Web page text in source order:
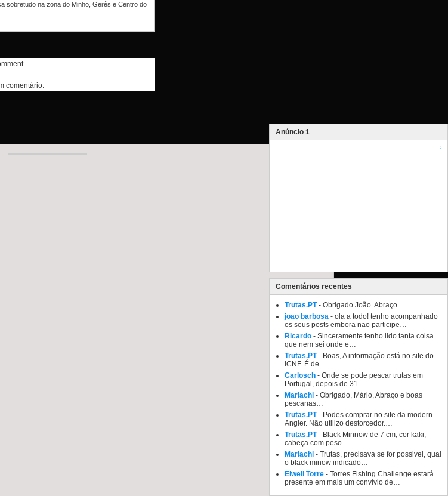
sobretudo na zona do Minho, Gerês e Centro do
comentário.
Anúncio 1
?
Comentários recentes
Trutas.PT- Obrigado João. Abraço…
joao barbosa - ola a todo! tenho acompanhado
os seus posts embora nao participe…
Ricardo - Sinceramente tenho lido tanta coisa
que nem sei onde e…
Trutas.PT- Boas, A informação está no site do
ICNF. É de…
Carlosch - Onde se pode pescar trutas em
Portugal, depois de 31…
Mariachi - Obrigado, Mário, Abraço e boas
pescarias…
Trutas.PT- Podes comprar no site da modern
Angler. Não utilizo destorcedor.…
Trutas.PT- Black Minnow de 7 cm, cor kaki,
cabeça com peso…
Mariachi - Trutas, precisava se for possivel, qual
o black minow indicado…
Elwell Torre - Torres Fishing Challenge estará
presente em mais um convívio de…